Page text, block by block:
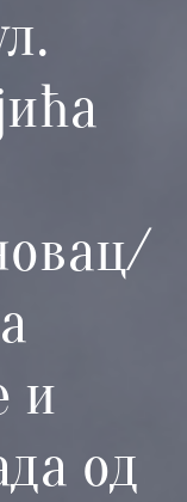
и
од